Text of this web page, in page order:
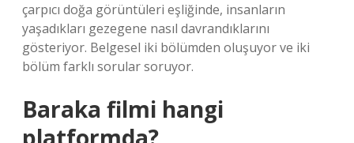
çarpıcı doğa görüntüleri eşliğinde, insanların
yaşadıkları gezegene nasıl davrandıklarını
gösteriyor. Belgesel iki bölümden oluşuyor ve iki
bölüm farklı sorular soruyor.
Baraka filmi hangi